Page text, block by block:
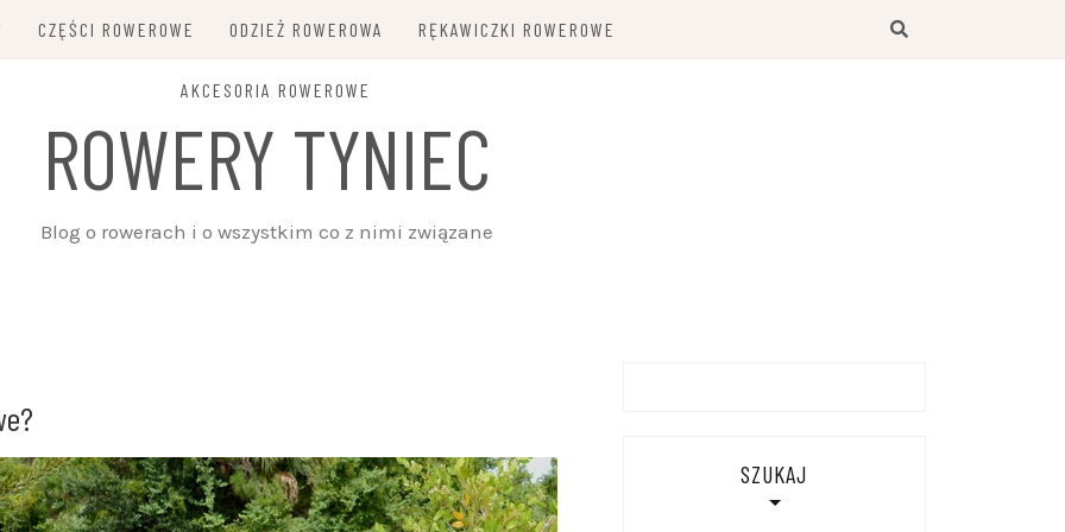
CZĘŚCI ROWEROWE ODZIEŻ ROWEROWA RĘKAWICZKI ROWEROWE
AKCESORIA ROWEROWE
ROWERY TYNIEC
Blog o rowerach i o wszystkim co z nimi związane
SZUKAJ